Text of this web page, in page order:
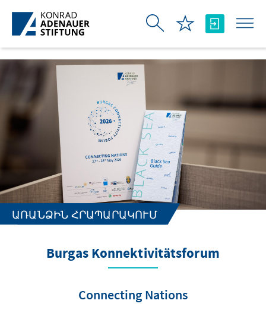
Skip to Main Content
ԱՌԱՆՁԻՆ ՀՐԱՊԱՐԱԿՈՒՄ
Burgas Konnektivitätsforum
Connecting Nations